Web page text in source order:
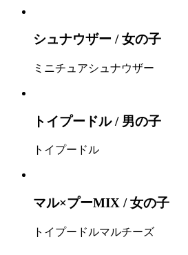
シュナウザー / 女の子
ミニチュアシュナウザー
トイプードル / 男の子
トイプードル
マル×プーMIX / 女の子
トイプードルマルチーズ